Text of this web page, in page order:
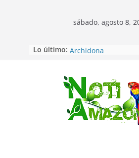
Saltar
sábado, agosto 8,
Lo último: Napo: presunto
desaparecidos
muertos en Puerto
Sentencian a 34
implicados en caso
oriunda de Tena
Vozinha, el arquero
cabo Verde, ya llegó